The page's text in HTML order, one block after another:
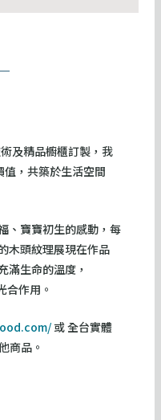
及精品櫥櫃訂製，我
值，共築於生活空間
、寶寶初生的感動，每
木頭紋理展現在作品
滿生命的溫度，
合作用。
或 全台實體
商品。